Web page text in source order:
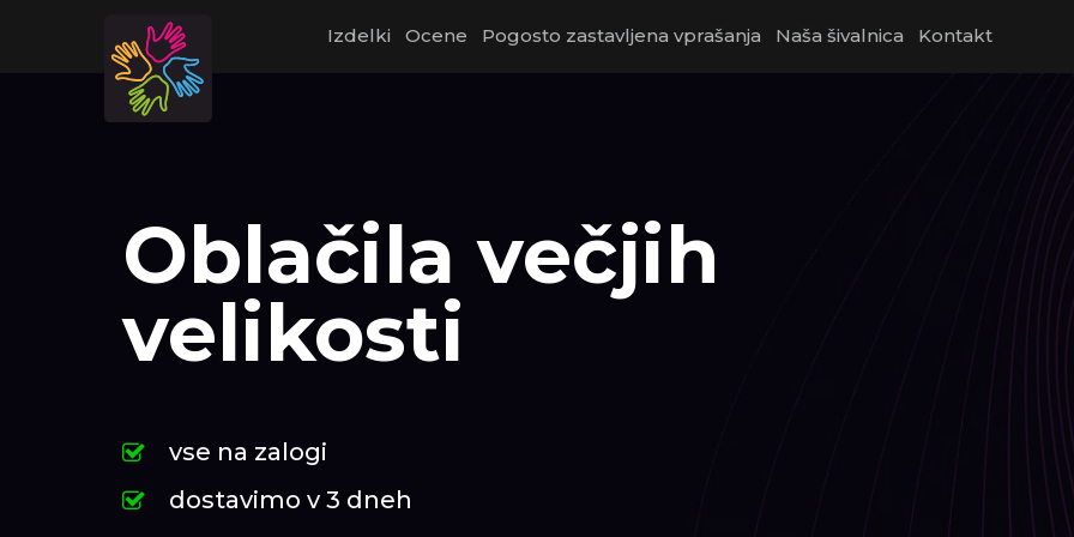
Izdelki Ocene Pogosto zastavljena vprašanja Naša šivalnica Kontakt
Oblačila večjih
velikosti
vse na zalogi
dostavimo v 3 dneh